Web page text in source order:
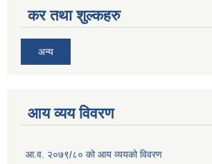
कर तथा शुल्कहरु
अन्य
आय व्यय विवरण
आ.व. २०७९/८० को आय व्ययको विवरण